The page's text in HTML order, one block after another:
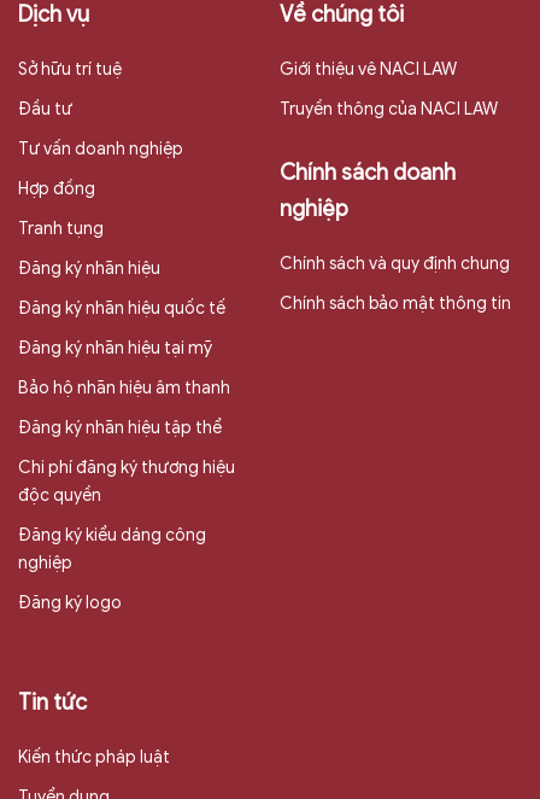
Dịch vụ
Sở hữu trí tuệ
Đầu tư
Tư vấn doanh nghiệp
Hợp đồng
Tranh tụng
Đăng ký nhãn hiệu
Đăng ký nhãn hiệu quốc tế
Đăng ký nhãn hiệu tại mỹ
Bảo hộ nhãn hiệu âm thanh
Đăng ký nhãn hiệu tập thể
Chi phí đăng ký thương hiệu
độc quyền
Đăng ký kiểu dáng công
nghiệp
Đăng ký logo
Về chúng tôi
Giới thiệu vê NACI LAW
Truyền thông của NACI LAW
Chính sách doanh
nghiệp
Chính sách và quy định chung
Chính sách bảo mật thông tin
Tin tức
Kiến thức pháp luật